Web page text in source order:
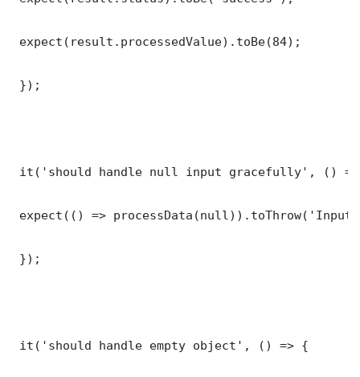
expect(result.processedValue).toBe(84);
});
it('should handle null input gracefully', ()
expect(() =>
});
it('should handle empty object', () => {